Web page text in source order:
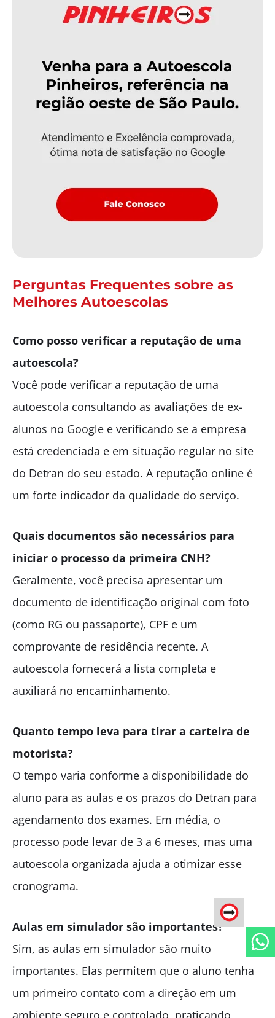
Perguntas Frequentes sobre as
Melhores Autoescolas
Como posso verificar a reputação de uma
autoescola?
Você pode verificar a reputação de uma
autoescola consultando as avaliações de ex-
alunos no Google e verificando se a empresa
está credenciada e em situação regular no site
do Detran do seu estado. A reputação online é
um forte indicador da qualidade do serviço.
Quais documentos são necessários para
iniciar o processo da primeira CNH?
Geralmente, você precisa apresentar um
documento de identificação original com foto
(como RG ou passaporte), CPF e um
comprovante de residência recente. A
autoescola fornecerá a lista completa e
auxiliará no encaminhamento.
Quanto tempo leva para tirar a carteira de
motorista?
O tempo varia conforme a disponibilidade do
aluno para as aulas e os prazos do Detran para
agendamento dos exames. Em média, o
processo pode levar de 3 a 6 meses, mas uma
autoescola organizada ajuda a otimizar esse
cronograma.
Aulas em simulador são importantes?
Sim, as aulas em simulador são muito
importantes. Elas permitem que o aluno tenha
um primeiro contato com a direção em um
ambiente seguro e controlado, praticando